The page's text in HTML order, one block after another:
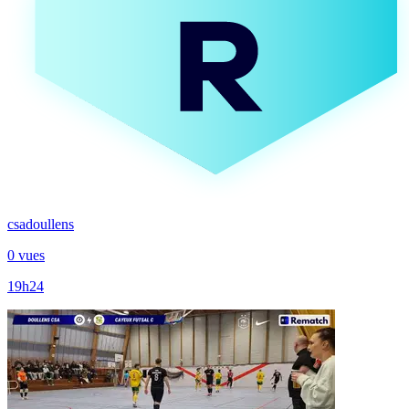
csadoullens
0 vues
19h24